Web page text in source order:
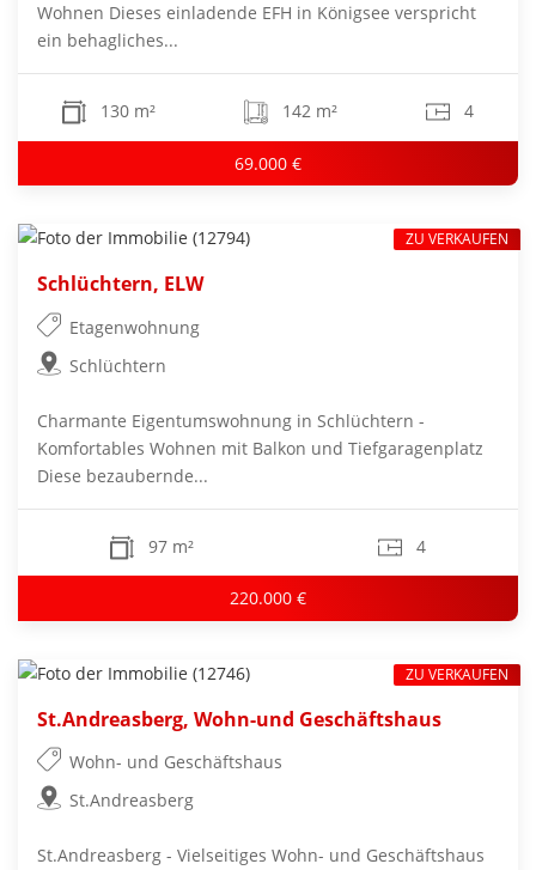
Wohnen Dieses einladende EFH in Königsee verspricht
ein behagliches...
130 m² 142 m² 4
69.000 €
Schlüchtern, ELW
Etagenwohnung
Schlüchtern
Charmante Eigentumswohnung in Schlüchtern -
Komfortables Wohnen mit Balkon und Tiefgaragenplatz
Diese bezaubernde...
97 m² 4
220.000 €
ZU VERKAUFEN
St.Andreasberg, Wohn-und Geschäftshaus
Wohn- und Geschäftshaus
St.Andreasberg
St.Andreasberg - Vielseitiges Wohn- und Geschäftshaus
ZU VERKAUFEN